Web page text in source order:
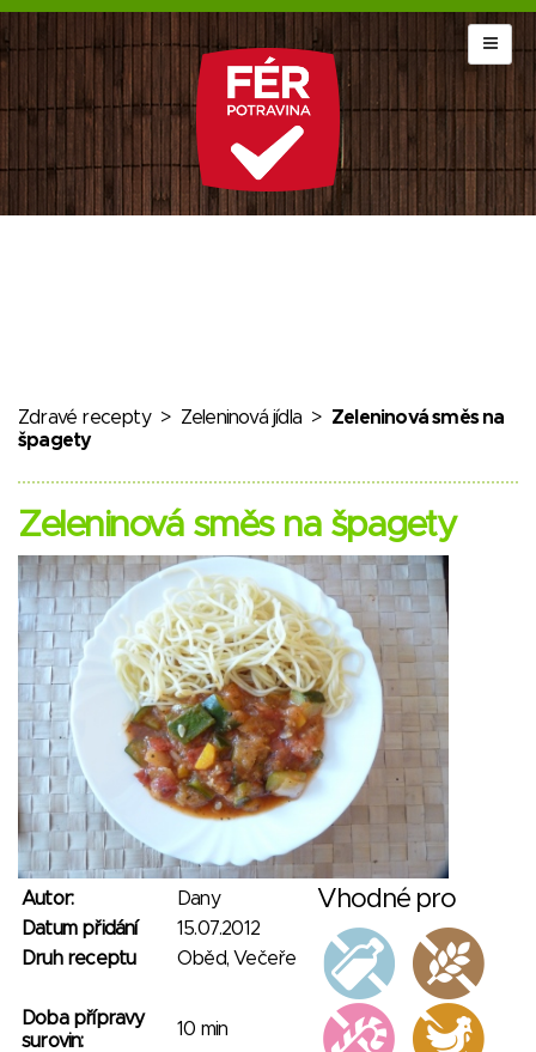
Zdravé recepty> Zeleninová jídla > Zeleninová směs na
špagety
Zeleninová směs na špagety
Autor:
Dany
Datum přidání
15.07.2012
Druh receptu
Oběd, Večeře
Doba přípravy
surovin:
10 min
Vhodné pro